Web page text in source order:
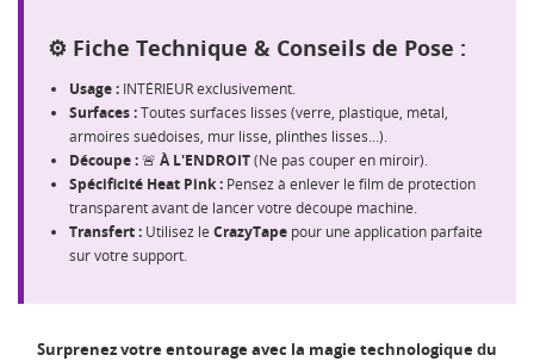
⚙️ Fiche Technique & Conseils de Pose :
Usage : INTÉRIEUR exclusivement.
Surfaces :Toutes surfaces lisses (verre, plastique, métal,
armoires suédoises, mur lisse, plinthes lisses...).
Découpe :🚨 À L'ENDROIT(Ne pas couper en miroir).
Spécificité Heat Pink : Pensez à enlever le film de protection
transparent avant de lancer votre découpe machine.
Transfert : Utilisez le CrazyTape pour une application parfaite
sur votre support.
Surprenez votre entourage avec la magie technologique du